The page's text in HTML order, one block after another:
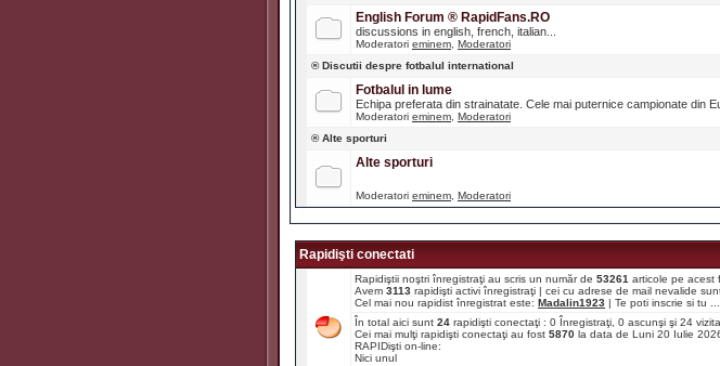
English Forum ® RapidFans.RO
discussions in english, french, italian...
Moderatori eminem Moderatori
® Discutii despre fotbalul international
Fotbalul in lume
Echipa preferata din strainatate. Cele mai puternice campionate din
Moderatori eminem Moderatori
® Alte sporturi
Alte sporturi
Moderatori eminem Moderatori
Rapidişti conectati
Rapidiştii noştri înregistraţi au scris un număr de 53261 articole pe acest
Avem 3113 rapidişti activi înregistraţi | cei cu adrese de mail nevalide
Cel mai nou rapidist înregistrat este: Madalin1923 | Te poti inscrie si tu ...
În total aici sunt 24 rapidişti conectaţi : 0 Înregistraţi, 0 ascunşi şi 24
Cei mai mulţi rapidişti conectaţi au fost 5870 la data de Luni 20 Iulie
RAPIDişti on-line:
Nici unul